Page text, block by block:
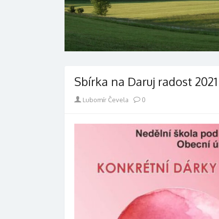
Sbírka na Daruj radost 2021
Author
Lubomír Čevela 0